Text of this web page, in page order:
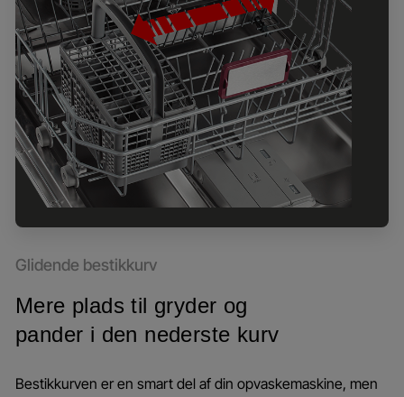
Glidende bestikkurv
Mere plads til gryder og
pander i den nederste kurv
Bestikkurven er en smart del af din opvaskemaskine, men